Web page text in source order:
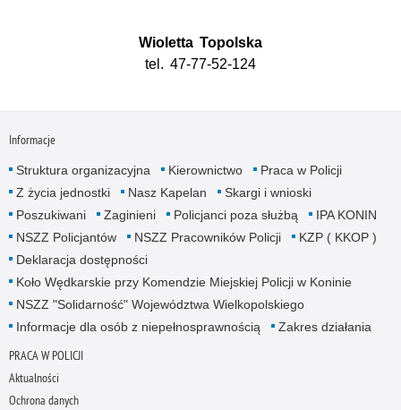
Wioletta Topolska
tel. 47-77-52-124
Informacje
Struktura organizacyjna Kierownictwo
Praca w Policji
Z życia jednostki
Nasz Kapelan
Skargi i wnioski
Poszukiwani
Zaginieni Policjanci poza służbą
IPA KONIN
NSZZ Policjantów
NSZZ Pracowników Policji
KZP ( KKOP )
Deklaracja dostępności
Koło Wędkarskie przy Komendzie Miejskiej Policji w Koninie
NSZZ "Solidarność" Województwa Wielkopolskiego
Informacje dla osób z niepełnosprawnością
Zakres działania
PRACA W POLICJI
Aktualności
Ochrona danych